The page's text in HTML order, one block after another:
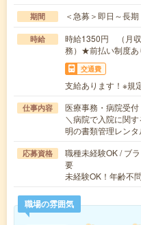
期間 ＜急募＞即日～長
時給
時給1350円 （月
務）★前払い制度あ
交通費
支給あります！※規
仕事内容
医療事務・病院受付
＼病院で入院に関
明の書類管理レン
応募資格
職種未経験OK / ブ
要
未経験OK！年齢不
職場の雰囲気